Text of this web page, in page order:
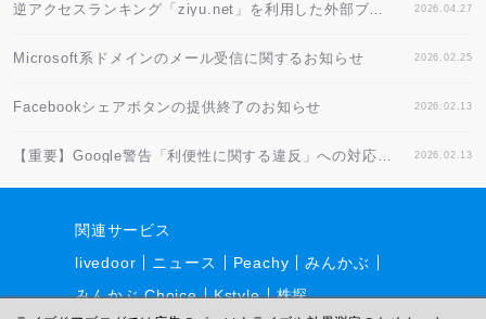
逆アクセスランキング「ziyu.net」を利用した外部ブログパーツに関するご注意 2026.04.27
Microsoft系ドメインのメール受信に関するお知らせ 2026.02.25
Facebookシェアボタンの提供終了のお知らせ 2026.02.13
【重要】Google警告「利便性に関する違反」への対応方法 2026.02.13
関連サービス
livedoor
ニュース Peachy
みんかぶ
みんかぶ Choice
Kstyle 株探